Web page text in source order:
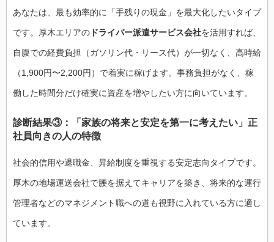
あなたは、最も効率的に「手残りの現金」を最大化したいタイプ
です。厚木エリアの ドライバー派遣サービス会社を活用すれば、
自腹での経費負担（ガソリン代・リース代）が一切なく、高時給
（1,900円〜2,200円）で着実に稼げます。事務負担がなく、稼
働した時間分だけ確実に資産を増やしたい方に向いています。
診断結果③：「家族の将来と安定を第一に考えたい」正
社員向きの人の特徴
社会的信用や退職金、昇給制度を重視する安定志向タイプです。
厚木の地場運送会社で腰を据えてキャリアを築き、将来的な運行
管理者などのマネジメント職への道も視野に入れている方に適し
ています。